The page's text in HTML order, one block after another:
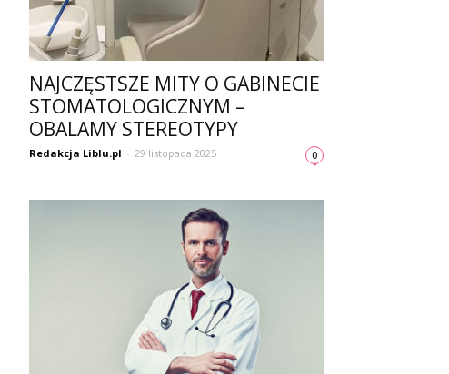
NAJCZĘSTSZE MITY O GABINECIE
STOMATOLOGICZNYM –
OBALAMY STEREOTYPY
Redakcja Liblu.pl - 29 listopada 2025 0